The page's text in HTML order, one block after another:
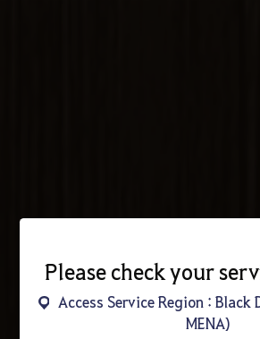
Please check your
Access Service Region : Black
MENA)